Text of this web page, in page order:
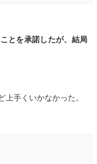
とを承諾したが、結局
上手くいかなかった。